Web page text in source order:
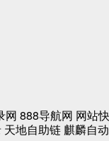
网 888导航网 网站
天地自助链 麒麟自